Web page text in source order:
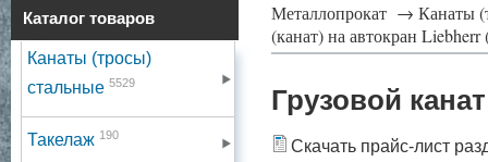
Каталог товаров
Канаты (тросы)
стальные 5529
Такелаж 190
Металлопрокат → Канаты
(канат) на автокран
Грузовой
Скачать прайс-лист